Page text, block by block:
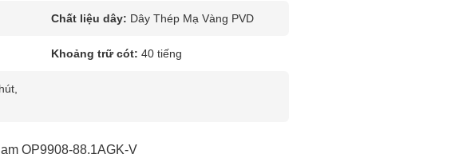
Chất liệu dây: Dây Thép Mạ Vàng PVD
Khoảng trữ cót: 40 tiếng
OP9908-88.1AGK-V